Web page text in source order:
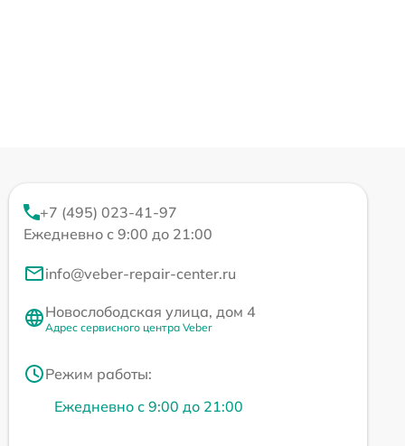
+7 (495) 023-41-97
Ежедневно с 9:00 до 21:00
info@veber-repair-center.ru
Новослободская улица, дом 4
Адрес сервисного центра Veber
Режим работы:
Ежедневно с 9:00 до 21:00